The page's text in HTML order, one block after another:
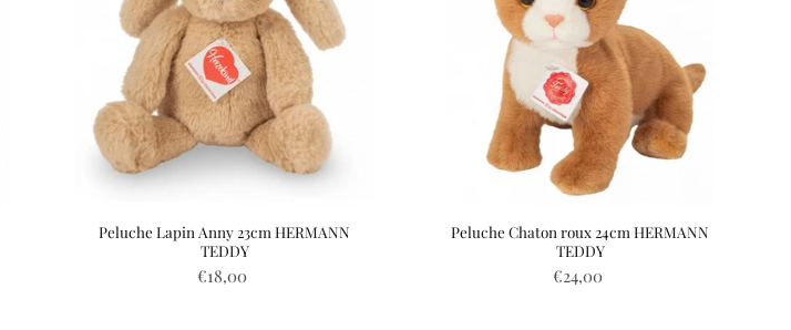
Peluche Lapin Anny 23cm HERMANN
TEDDY
€18,00
Peluche Chaton roux 24cm HERMANN
TEDDY
€24,00